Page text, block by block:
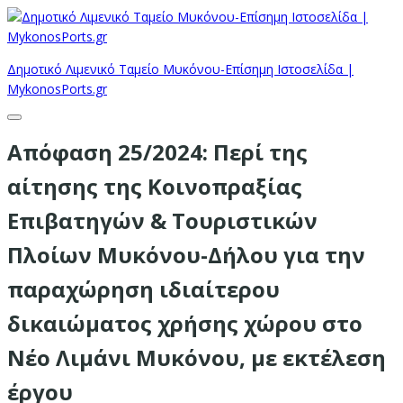
Δημοτικό Λιμενικό Ταμείο Μυκόνου-Επίσημη Ιστοσελίδα |
MykonosPorts.gr
Απόφαση 25/2024: Περί της
αίτησης της Κοινοπραξίας
Επιβατηγών & Τουριστικών
Πλοίων Μυκόνου-Δήλου για την
παραχώρηση ιδιαίτερου
δικαιώματος χρήσης χώρου στο
Νέο Λιμάνι Μυκόνου, με εκτέλεση
έργου